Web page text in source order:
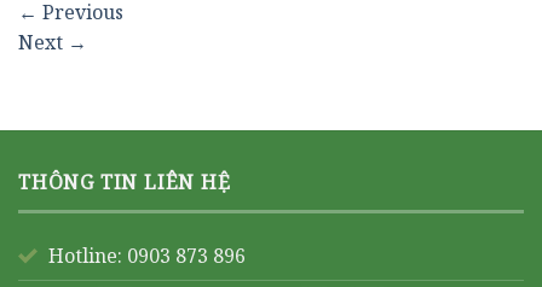
← Previous
Next →
THÔNG TIN LIÊN HỆ
Hotline: 0903 873 896